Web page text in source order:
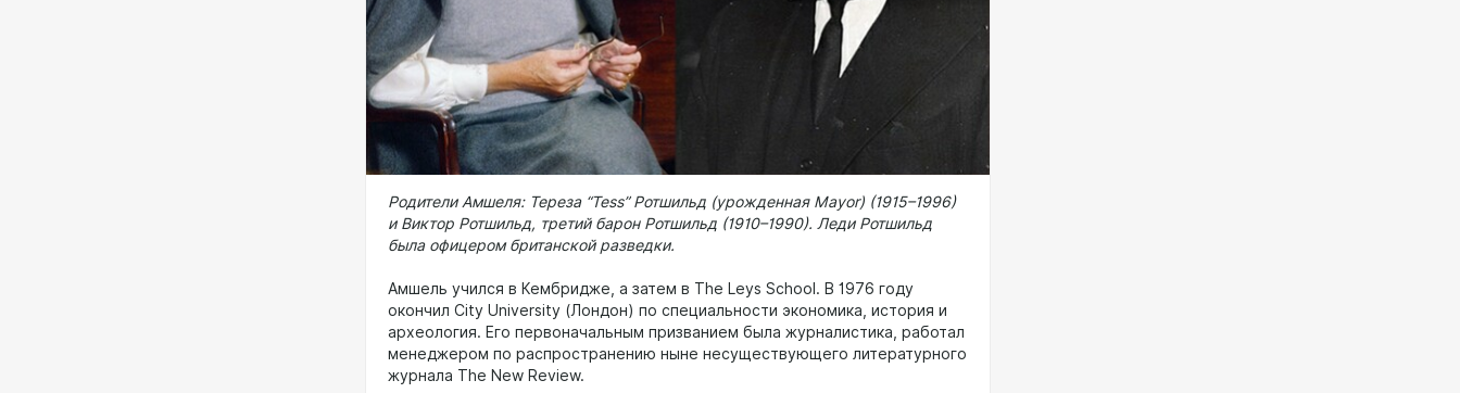
Родители Амшеля: Тереза “Tess” Ротшильд (урожденная Mayor) (1915–1996)
и Виктор Ротшильд, третий барон Ротшильд (1910–1990). Леди Ротшильд
была офицером британской разведки.
Амшель учился в Кембридже, а затем в The Leys School. В 1976 году
окончил City University (Лондон) по специальности экономика, история и
археология. Его первоначальным призванием была журналистика, работал
менеджером по распространению ныне несуществующего литературного
журнала The New Review.